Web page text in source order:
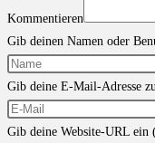
Kommentieren
Gib deinen Namen oder
Gib deine E-Mail-Adresse
Gib deine Website-URL ein